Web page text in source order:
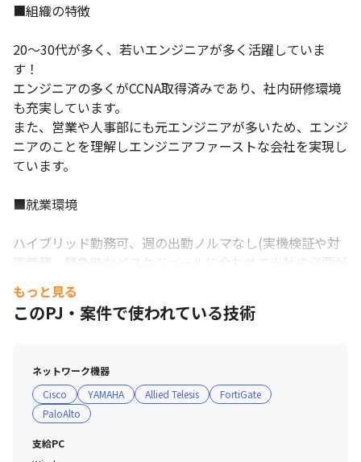
■組織の特徴
20～30代が多く、若いエンジニアが多く活躍していま
す！
エンジニアの多くがCCNA取得済みであり、社内研修環境
も充実しています。
また、営業や人事部にも元エンジニアが多いため、エンジ
ニアのことを理解しエンジニアファーストな会社を実現し
ています。
■就業環境
ハイブリッド勤務可、週の出勤ノルマなし(実機検証や対
面業務、緊急時などスケジュールに合わせて出社の必要が
ございます)。
個人ロッカー完備で、フリーアドレス制導入により出社時
はその日の業務内容や気分に合わせて自由に席を選べま
ップにも活用できます！
もっと見る
このPJ・案件で使われている技術
ネットワーク機器
Cisco
YAMAHA Allied Telesis
FortiGate
PaloAlto
支給PC